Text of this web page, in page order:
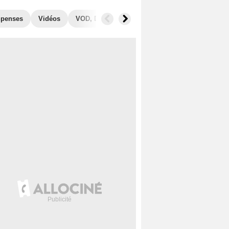
Vidéos VOD, DVD